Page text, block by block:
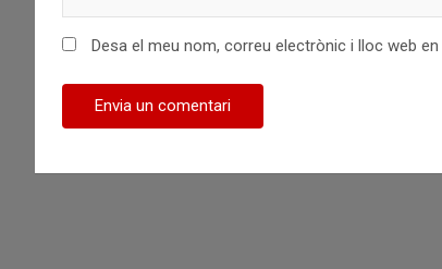
Desa el meu nom, correu electrònic i lloc web